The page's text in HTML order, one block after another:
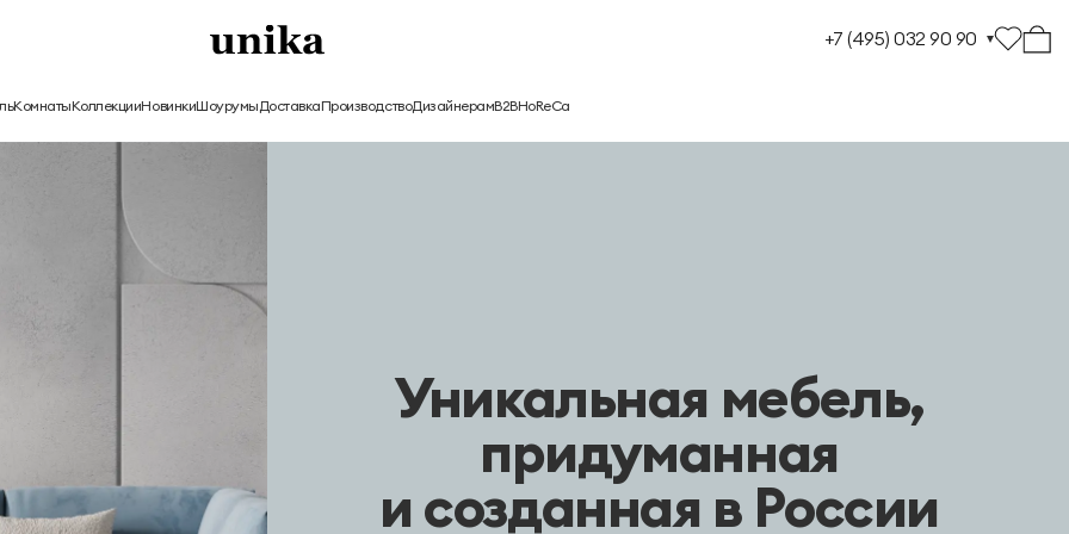
+7 (495) 032 90 90
КомнатыКоллекцииНовинкиШоурумыДоставкаПроизводствоДизайнерамB2BHoReCa
Уникальная мебель,
придуманная
и созданная в России